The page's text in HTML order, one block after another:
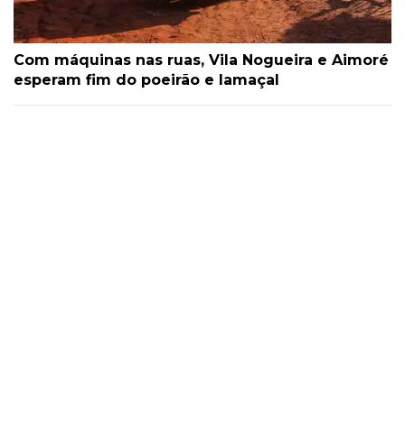
Com máquinas nas ruas, Vila Nogueira e Aimoré
esperam fim do poeirão e lamaçal